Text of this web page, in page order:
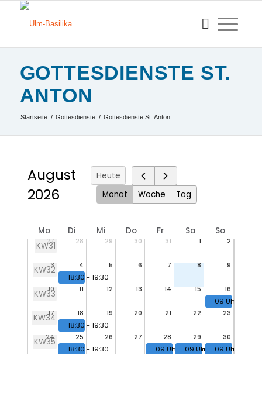
GOTTESDIENSTE ST.
ANTON
Startseite / Gottesdienste / Gottesdienste St. Anton